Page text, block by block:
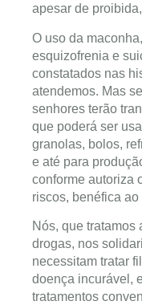
apesar de
O uso da
esquizofrenia e
constatados nas
atendemos. Mas
senhores terão
que poderá ser
granolas, bolos,
e até para
conforme autoriza
riscos, benéfica ao
Nós, que tratamos
drogas, nos
necessitam tratar
doença incurável,
tratamentos